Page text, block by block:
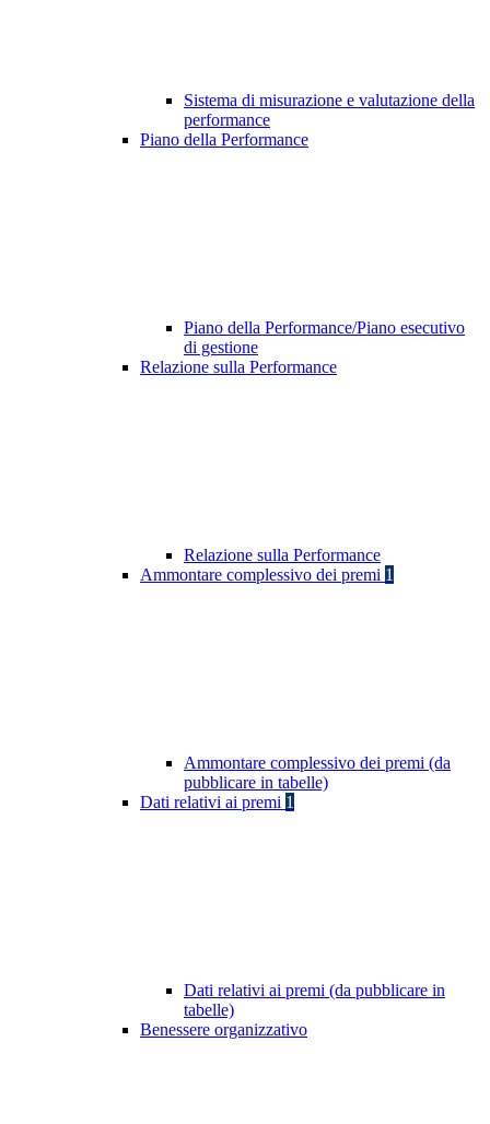
Sistema di misurazione e valutazione della
performance
Piano della Performance
Piano della Performance/Piano esecutivo
di gestione
Relazione sulla Performance
Relazione sulla Performance
Ammontare complessivo dei premi 1
Ammontare complessivo dei premi (da
pubblicare in tabelle)
Dati relativi ai premi 1
Dati relativi ai premi (da pubblicare in
tabelle)
Benessere organizzativo